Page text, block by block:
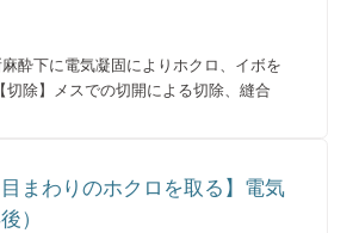
麻酔下に電気凝固によりホクロ、イボを
切除】メスでの切開による切除、縫合
目まわりのホクロを取る】電気
）